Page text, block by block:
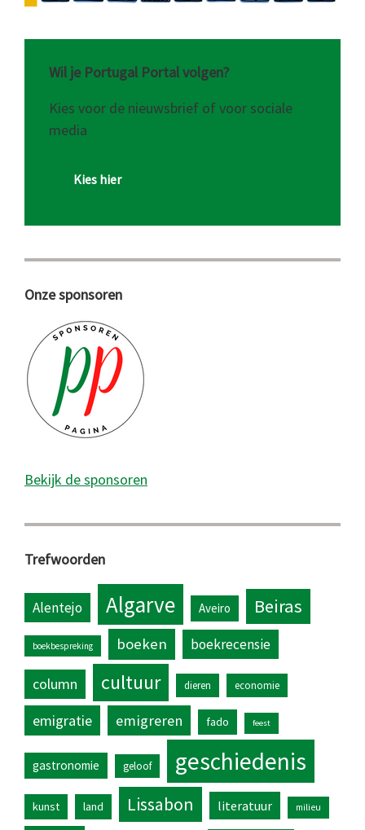
Wil je Portugal Portal volgen?
Kies voor de nieuwsbrief of voor sociale
media
Kies hier
Onze sponsoren
Bekijk de sponsoren
Trefwoorden
Alentejo Algarve Aveiro Beiras
boekbespreking boeken boekrecensie
column cultuur dieren economie
emigratie emigreren fado feest
gastronomie geloof geschiedenis
kunst land Lissabon literatuur milieu